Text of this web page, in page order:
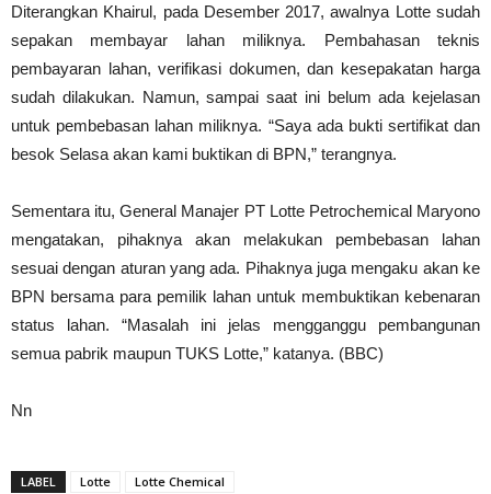
Diterangkan Khairul, pada Desember 2017, awalnya Lotte sudah
sepakan membayar lahan miliknya. Pembahasan teknis
pembayaran lahan, verifikasi dokumen, dan kesepakatan harga
sudah dilakukan. Namun, sampai saat ini belum ada kejelasan
untuk pembebasan lahan miliknya. “Saya ada bukti sertifikat dan
besok Selasa akan kami buktikan di BPN,” terangnya.
Sementara itu, General Manajer PT Lotte Petrochemical Maryono
mengatakan, pihaknya akan melakukan pembebasan lahan
sesuai dengan aturan yang ada. Pihaknya juga mengaku akan ke
BPN bersama para pemilik lahan untuk membuktikan kebenaran
status lahan. “Masalah ini jelas mengganggu pembangunan
semua pabrik maupun TUKS Lotte,” katanya. (BBC)
Nn
LABEL Lotte Lotte Chemical